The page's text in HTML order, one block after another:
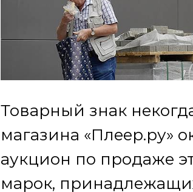
Товарный знак
магазина «Плеер.ру»
аукцион по продаже
марок,